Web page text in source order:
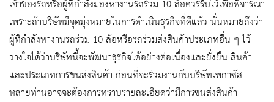
เจ้าของรถหรือผู้ที่กำลังมองหางานรถร่วม 10 ล้อควรรับไว้เพื่อพิจารณา
เพราะถ้าบริษัทมีจุดมุ่งหมายในการดำเนินธุรกิจที่ดีแล้ว นั่นหมายถึงว่า
ผู้ที่กำลังหางานรถร่วม 10 ล้อหรือรถร่วมส่งสินค้าประเภทอื่น ๆ ไว้
วางใจได้ว่าบริษัทนี้จะพัฒนาธุรกิจได้อย่างต่อเนื่องและยั่งยืน สินค้า
และประเภทการขนส่งสินค้า ก่อนที่จะร่วมงานกับบริษัทเพกาซัส
หลายท่านอาจจะต้องการทราบรายละเอียดว่ามีการขนส่งสินค้า